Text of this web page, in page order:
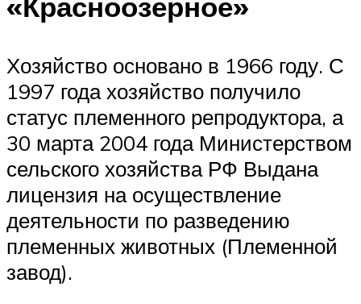
Хозяйство основано в 1966 году. С
1997 года хозяйство получило
статус племенного репродуктора, а
30 марта 2004 года Министерством
сельского хозяйства РФ Выдана
лицензия на осуществление
деятельности по разведению
племенных животных (Племенной
завод).